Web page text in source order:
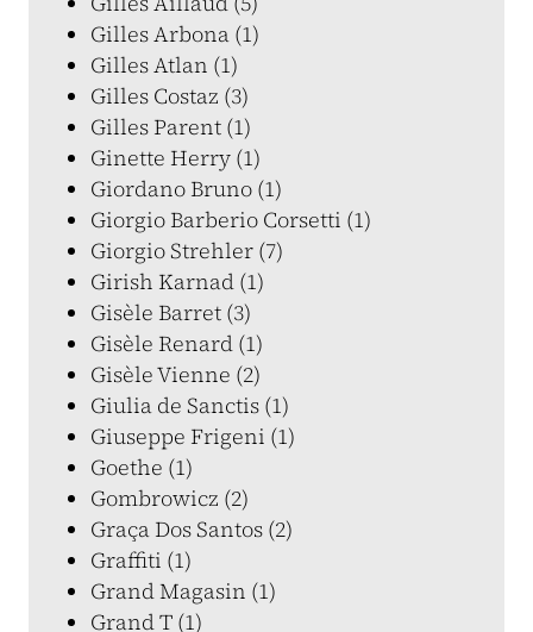
Gilles Arbona (1)
Gilles Atlan (1)
Gilles Costaz (3)
Gilles Parent (1)
Ginette Herry (1)
Giordano Bruno (1)
Giorgio Barberio Corsetti (1)
Giorgio Strehler (7)
Girish Karnad (1)
Gisèle Barret (3)
Gisèle Renard (1)
Gisèle Vienne (2)
Giulia de Sanctis (1)
Giuseppe Frigeni (1)
Goethe (1)
Gombrowicz (2)
Graça Dos Santos (2)
Graffiti (1)
Grand Magasin (1)
Grand T (1)